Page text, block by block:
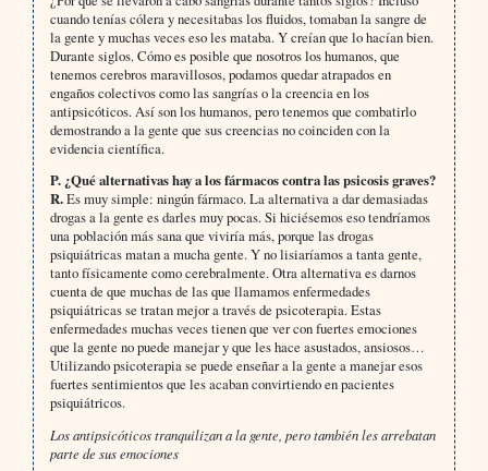
cuando tenías cólera y necesitabas los fluidos, tomaban la sangre de
la gente y muchas veces eso les mataba. Y creían que lo hacían bien.
Durante siglos. Cómo es posible que nosotros los humanos, que
tenemos cerebros maravillosos, podamos quedar atrapados en
engaños colectivos como las sangrías o la creencia en los
antipsicóticos. Así son los humanos, pero tenemos que combatirlo
demostrando a la gente que sus creencias no coinciden con la
evidencia científica.
P. ¿Qué alternativas hay a los fármacos contra las psicosis graves?
R.Es muy simple: ningún fármaco. La alternativa a dar demasiadas
drogas a la gente es darles muy pocas. Si hiciésemos eso tendríamos
una población más sana que viviría más, porque las drogas
psiquiátricas matan a mucha gente. Y no lisiaríamos a tanta gente,
tanto físicamente como cerebralmente. Otra alternativa es darnos
cuenta de que muchas de las que llamamos enfermedades
psiquiátricas se tratan mejor a través de psicoterapia. Estas
enfermedades muchas veces tienen que ver con fuertes emociones
que la gente no puede manejar y que les hace asustados, ansiosos…
Utilizando psicoterapia se puede enseñar a la gente a manejar esos
fuertes sentimientos que les acaban convirtiendo en pacientes
psiquiátricos.
Los antipsicóticos tranquilizan a la gente, pero también les arrebatan
parte de sus emociones